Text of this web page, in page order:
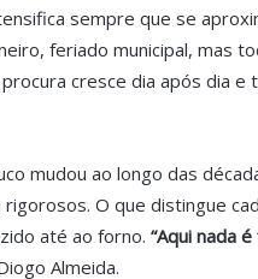
sempre que se
feriado municipal, mas
cresce dia após dia
mudou ao longo das
O que distingue
até ao forno. “Aqui nada
Almeida.